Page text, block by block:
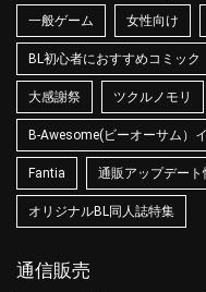
一般ゲーム 女性向け
BL初心者におすすめコミック
大感謝祭 ツクルノモリ
B-Awesome(ビーオーサム）
Fantia 通販アップデート
オリジナルBL同人誌特集
通信販売